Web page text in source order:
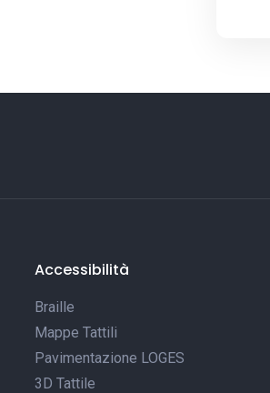
Accessibilità
Braille
Mappe Tattili
Pavimentazione LOGES
3D Tattile